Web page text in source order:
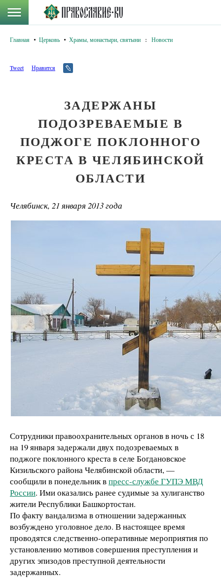
Главная Церковь Храмы, монастыри, святыни : Новости
Tweet Нравится
ЗАДЕРЖАНЫ
ПОДОЗРЕВАЕМЫЕ В
ПОДЖОГЕ ПОКЛОННОГО
КРЕСТА В ЧЕЛЯБИНСКОЙ
ОБЛАСТИ
Челябинск, 21 января 2013 года
Сотрудники правоохранительных органов в ночь с 18
на 19 января задержали двух подозреваемых в
поджоге поклонного креста в селе Богдановское
Кизильского района Челябинской области, —
сообщили в понедельник впресс-службе ГУПЭ МВД
России. Ими оказались ранее судимые за хулиганство
жители Республики Башкортостан.
По факту вандализма в отношении задержанных
возбуждено уголовное дело. В настоящее время
проводятся следственно-оперативные мероприятия по
установлению мотивов совершения преступления и
других эпизодов преступной деятельности
задержанных.